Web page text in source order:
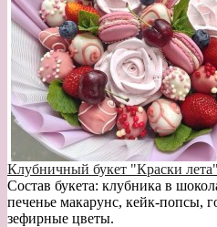
Клубничный букет "Краски лета"
Состав букета: клубника в
печенье макарунс, кейк-попсы,
зефирные цветы.